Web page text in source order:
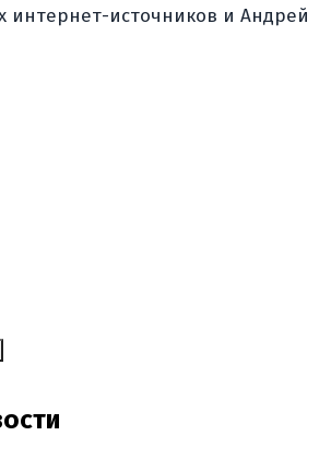
интернет-источников и Андрей